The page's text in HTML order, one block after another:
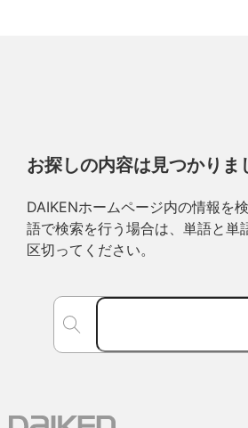
お探しの内容は見つかりま
DAIKENホームページ内の情報を
語で検索を行う場合は、単語と単
区切ってください。